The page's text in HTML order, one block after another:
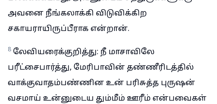
அவனை நீங்கலாக்கி விடுவிக்கிற
சகாயராயிருப்பீராக என்றான்.
8 லேவியரைக்குறித்து: நீ மாசாவிலே
பரீட்சைபார்த்து, மேரிபாவின் தண்ணீரிடத்தில்
வாக்குவாதம்பண்ணின உன் பரிசுத்த புருஷன்
வசமாய் உன்னுடைய தும்மீம் ஊரீம் என்பவைகள்